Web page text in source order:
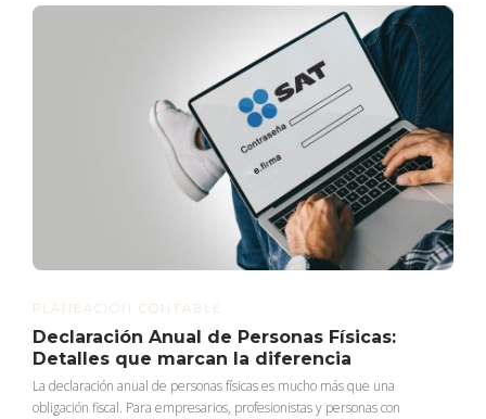
PLANEACIÓN CONTABLE
Declaración Anual de Personas Físicas:
Detalles que marcan la diferencia
La declaración anual de personas físicas es mucho más que una
obligación fiscal. Para empresarios, profesionistas y personas con